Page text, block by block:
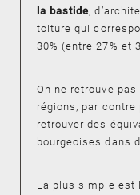
la bastide,
toiture qui
30% (entre 27% et
On ne retrouve
régions, par contre
retrouver des
bourgeoises dans
La plus simple est